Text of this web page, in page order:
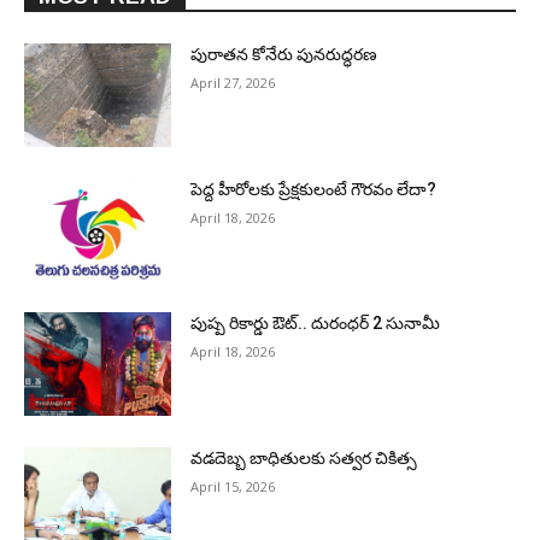
పురాత‌న కోనేరు పున‌రుద్ధ‌ర‌ణ
April 27, 2026
పెద్ద హీరోల‌కు ప్రేక్ష‌కులంటే గౌర‌వం లేదా?
April 18, 2026
పుష్ప రికార్డు ఔట్‌.. దురంధ‌ర్ 2 సునామీ
April 18, 2026
వడదెబ్బ బాధితులకు సత్వర చికిత్స
April 15, 2026